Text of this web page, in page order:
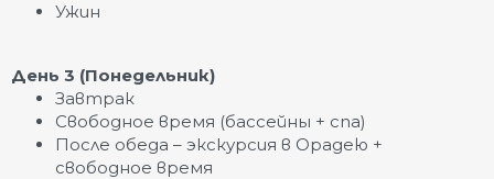
Ужин
День 3 (Понедельник)
Завтрак
Свободное время (бассейны + спа)
После обеда – экскурсия в Орадею +
свободное время